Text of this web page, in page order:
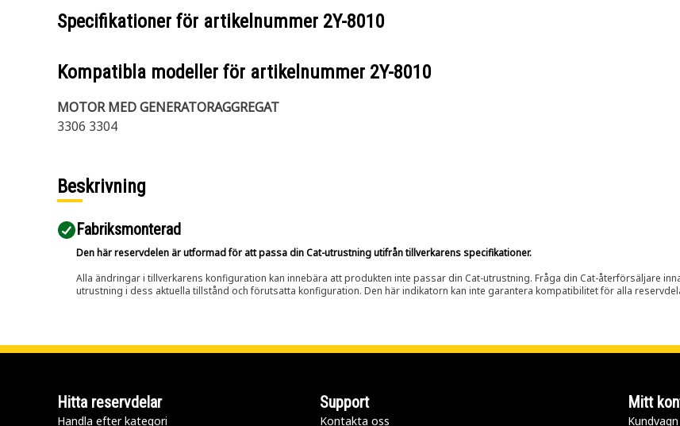
Specifikationer för artikelnummer 2Y-8010
Kompatibla modeller för artikelnummer 2Y-8010
MOTOR MED GENERATORAGGREGAT
3306 3304
Beskrivning
Fabriksmonterad
Den här reservdelen är utformad för att passa din Cat-utrustning utifrån tillverkarens specifikationer.
Alla ändringar i tillverkarens konfiguration kan innebära att produkten inte passar din Cat-utrustning. Fråga din Cat-återförsäljare
utrustning i dess aktuella tillstånd och förutsatta konfiguration. Den här indikatorn kan inte garantera kompatibilitet för alla
Hitta reservdelar
Handla efter kategori
Support
Kontakta oss
Mitt
Kundvagn